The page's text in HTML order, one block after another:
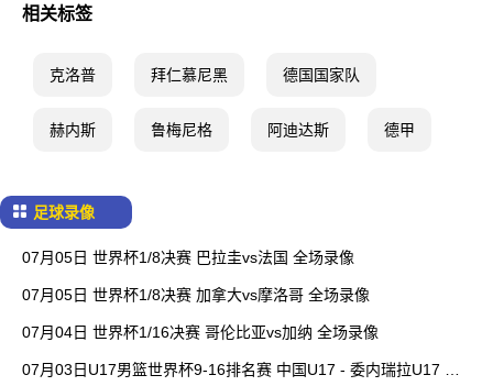
相关标签
克洛普 拜仁慕尼黑 德国国家队
赫内斯 鲁梅尼格 阿迪达斯 德甲
足球录像
07月05日 世界杯1/8决赛 巴拉圭vs法国 全场录像
07月05日 世界杯1/8决赛 加拿大vs摩洛哥 全场录像
07月04日 世界杯1/16决赛 哥伦比亚vs加纳 全场录像
07月03日U17男篮世界杯9-16排名赛 中国U17 - 委内瑞拉U17 全